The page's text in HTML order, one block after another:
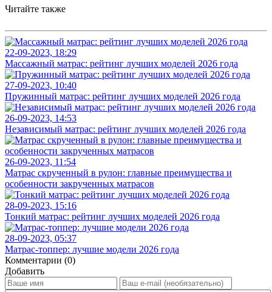
Читайте также
22-09-2023, 18:29
Массажный матрас: рейтинг лучших моделей 2026 года
27-09-2023, 10:40
Пружинный матрас: рейтинг лучших моделей 2026 года
26-09-2023, 14:53
Независимый матрас: рейтинг лучших моделей 2026 года
26-09-2023, 11:54
Матрас скрученный в рулон: главные преимущества и
особенности закрученных матрасов
28-09-2023, 15:16
Тонкий матрас: рейтинг лучших моделей 2026 года
28-09-2023, 05:37
Матрас-топпер: лучшие модели 2026 года
Комментарии (0)
Добавить